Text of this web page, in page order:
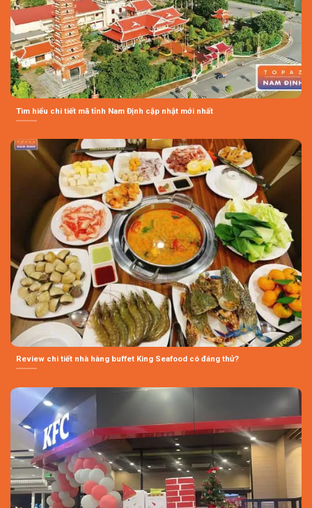
Tìm hiểu chi tiết mã tỉnh Nam Định cập nhật mới nhất
Review chi tiết nhà hàng buffet King Seafood có đáng thử?